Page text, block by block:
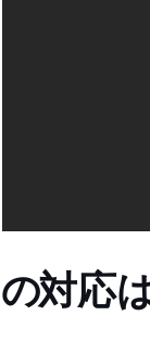
WoLNamesBlackedOutのAV1対